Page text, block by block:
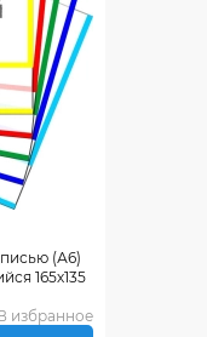
(А6)
165х135
избранное